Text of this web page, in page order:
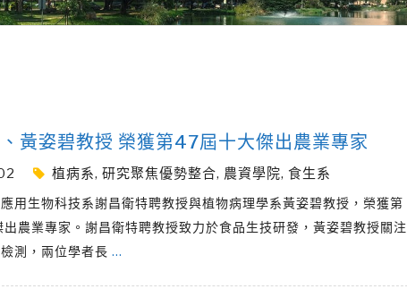
黃姿碧教授 榮獲第47屆十大傑出農業專家
植病系, 研究聚焦優勢整合, 農資學院, 食生系
用生物科技系謝昌衛特聘教授與植物病理學系黃姿碧教授，榮獲第
農業專家。謝昌衛特聘教授致力於食品生技研發，黃姿碧教授關注
測，兩位學者長 …